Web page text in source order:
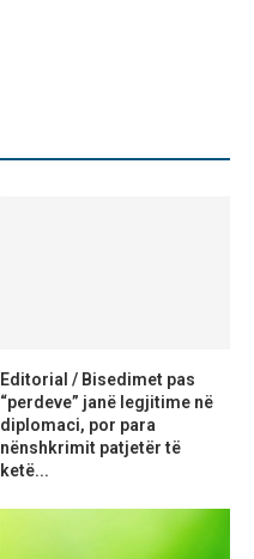
Editorial / Bisedimet pas
“perdeve” janë legjitime në
diplomaci, por para
nënshkrimit patjetër të
ketë...